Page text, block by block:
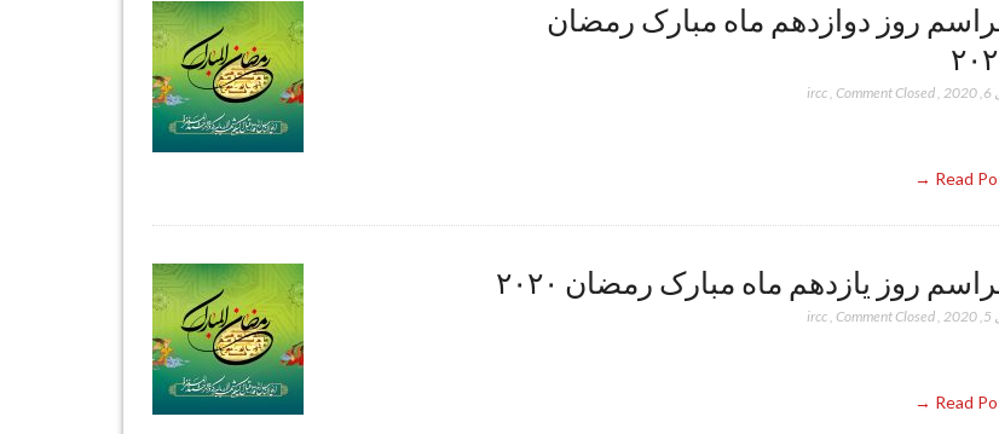
روز دوازدهم ماه مبارک رمضان
,
ircc, Comment Closed
Read
روز یازدهم ماه مبارک رمضان ۲۰۲۰
,
ircc, Comment Closed
Read